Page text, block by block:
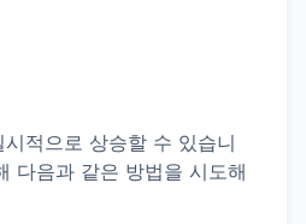
적으로 상승할 수 있습니
다음과 같은 방법을 시도해